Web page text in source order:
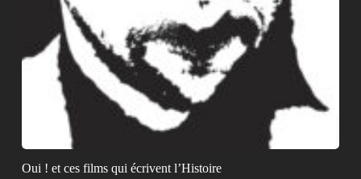
Oui ! et ces films qui écrivent l’Histoire